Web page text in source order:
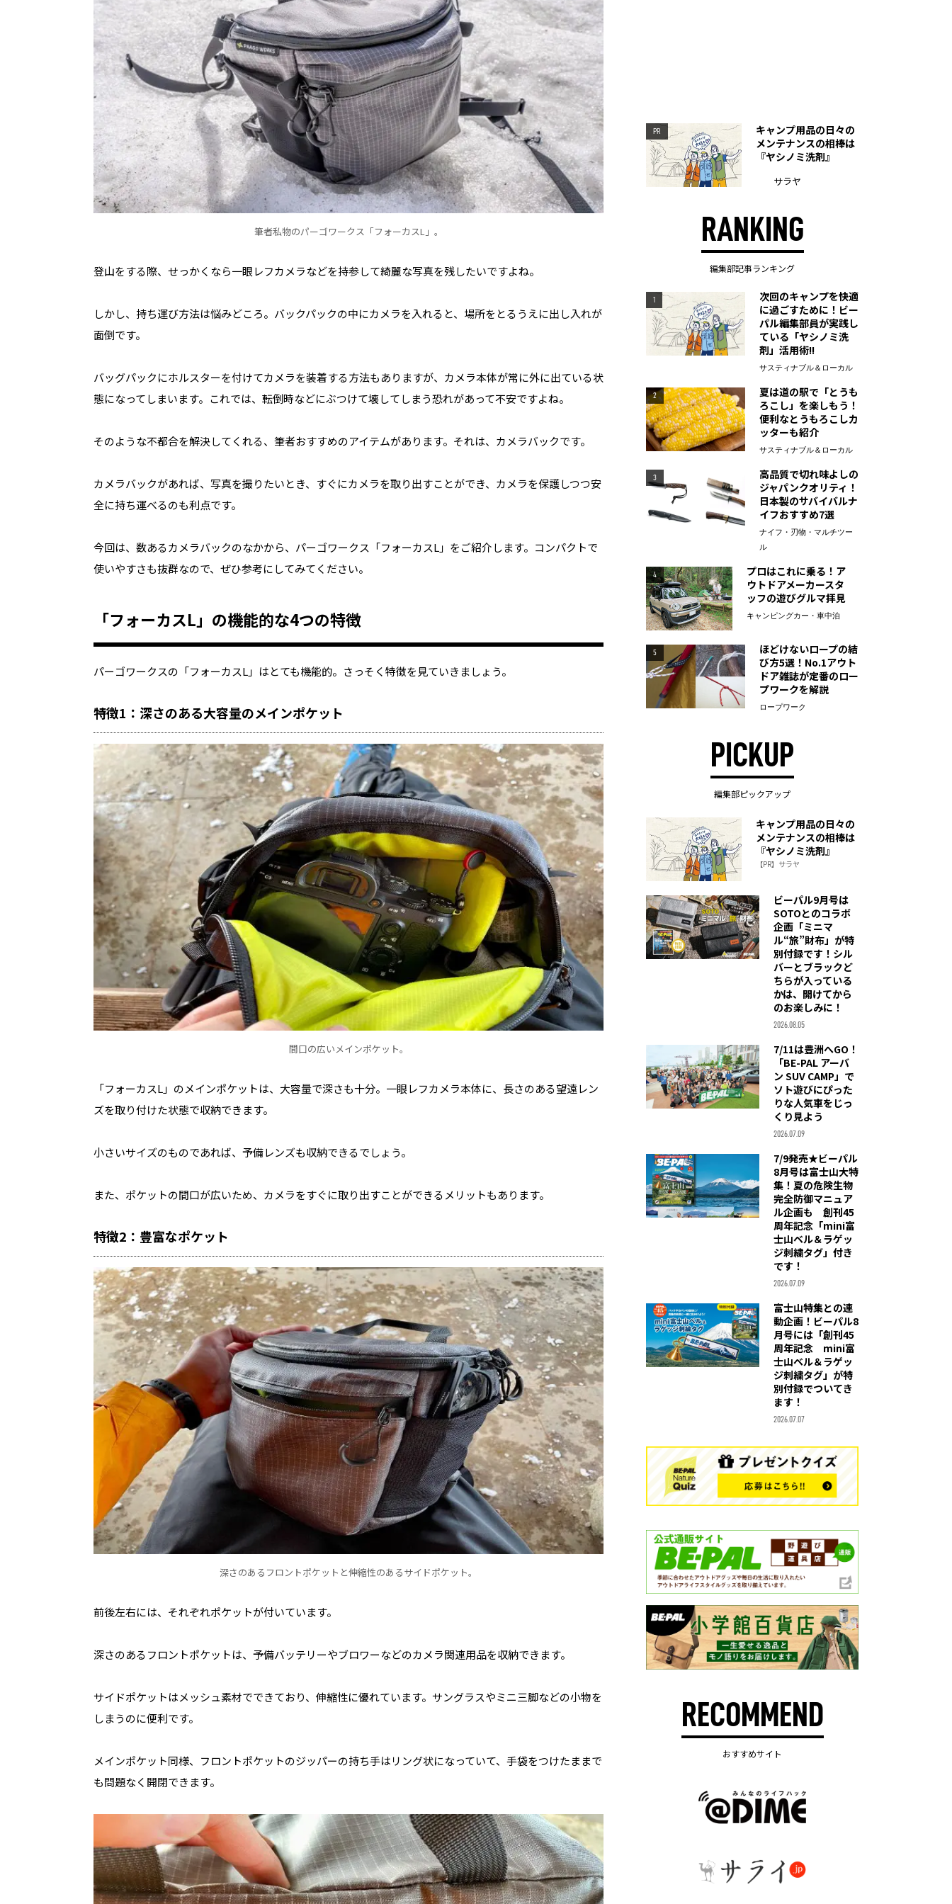
筆者私物のパーゴワークス「フォーカスL」。
登山をする際、せっかくなら一眼レフカメラなどを持参して綺麗な写真を残したいですよね。
しかし、持ち運び方法は悩みどころ。バックパックの中にカメラを入れると、場所をとるうえに出し入れが
面倒です。
バッグパックにホルスターを付けてカメラを装着する方法もありますが、カメラ本体が常に外に出ている状
態になってしまいます。これでは、転倒時などにぶつけて壊してしまう恐れがあって不安ですよね。
そのような不都合を解決してくれる、筆者おすすめのアイテムがあります。それは、カメラバックです。
カメラバックがあれば、写真を撮りたいとき、すぐにカメラを取り出すことができ、カメラを保護しつつ安
全に持ち運べるのも利点です。
今回は、数あるカメラバックのなかから、パーゴワークス「フォーカスL」をご紹介します。コンパクトで
使いやすさも抜群なので、ぜひ参考にしてみてください。
「フォーカスL」 の機能的な4つの特徴
パーゴワークスの「フォーカスL」はとても機能的。さっそく特徴を見ていきましょう。
特徴1：深さのある大容量のメインポケット
間口の広いメインポケット。
「フォーカスL」のメインポケットは、大容量で深さも十分。一眼レフカメラ本体に、長さのある望遠レン
ズを取り付けた状態で収納できます。
小さいサイズのものであれば、予備レンズも収納できるでしょう。
また、ポケットの間口が広いため、カメラをすぐに取り出すことができるメリットもあります。
特徴2：豊富なポケット
深さのあるフロントポケットと伸縮性のあるサイドポケット。
前後左右には、それぞれポケットが付いています。
深さのあるフロントポケットは、予備バッテリーやブロワーなどのカメラ関連用品を収納できます。
サイドポケットはメッシュ素材でできており、伸縮性に優れています。サングラスやミニ三脚などの小物を
しまうのに便利です。
メインポケット同様、フロントポケットのジッパーの持ち手はリング状になっていて、手袋をつけたままで
も問題なく開閉できます。
PR
キャンプ用品の日々の
メンテナンスの相棒は
『ヤシノミ洗剤』
サラヤ
RANKING
編集部記事ランキング
1
次回のキャンプを快適
に過ごすために！ビー
パル編集部員が実践し
ている「ヤシノミ洗
剤」活用術!!
サスティナブル＆ローカル
2
夏は道の駅で「とうも
ろこし」を楽しもう！
便利なとうもろこしカ
ッターも紹介
サスティナブル＆ローカル
3
高品質で切れ味よしの
ジャパンクオリティ！
日本製のサバイバルナ
イフおすすめ7選
ナイフ・刃物・マルチツー
ル
4
プロはこれに乗る！ア
ウトドアメーカースタ
ッフの遊びグルマ拝見
キャンピングカー・車中泊
5
ほどけないロープの結
び方5選！No.1アウト
ドア雑誌が定番のロー
プワークを解説
ロープワーク
PICKUP
編集部ピックアップ
キャンプ用品の日々の
メンテナンスの相棒は
『ヤシノミ洗剤』
【PR】サラヤ
ビーパル9月号は
SOTOとのコラボ
企画「ミニマ
ル“旅”財布」が特
別付録です！シル
バーとブラックど
ちらが入っている
かは、開けてから
のお楽しみに！
2026.08.05
7/11は豊洲へGO！
「BE-PAL アーバ
ン SUV CAMP」で
ソト遊びにぴった
りな人気車をじっ
くり見よう
2026.07.09
7/9発売★ビーパル
8月号は富士山大特
集！夏の危険生物
完全防御マニュア
ル企画も 創刊45
周年記念「mini富
士山ベル＆ラゲッ
ジ刺繍タグ」付き
です！
2026.07.09
富士山特集との連
動企画！ビーパル8
月号には「創刊45
周年記念 mini富
士山ベル＆ラゲッ
ジ刺繍タグ」が特
別付録でついてき
ます！
2026.07.07
RECOMMEND
おすすめサイト